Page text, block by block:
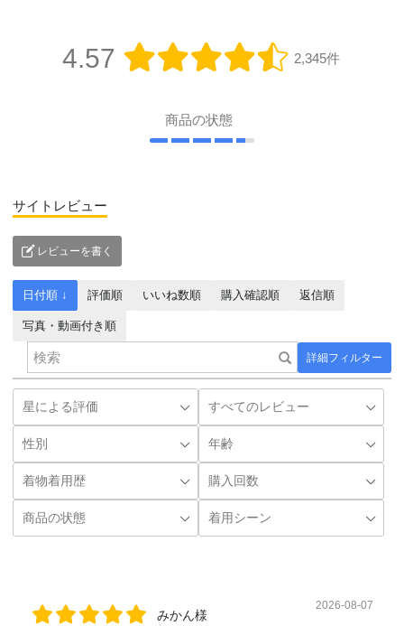
4.57 2,345件
商品の状態
サイトレビュー
レビューを書く
詳細フィルター
日付順 ↓ 評価順 いいね数順 購入確認順 返信順
写真・動画付き順
みかん様
2026-08-07